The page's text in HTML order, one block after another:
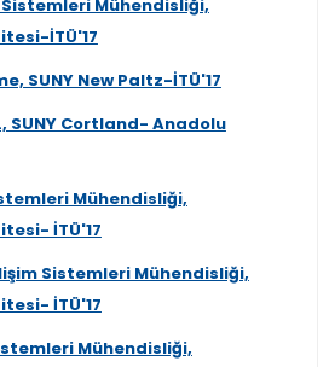
Mühendisliği,
İTÜ'17
SUNY New Paltz-İTÜ'17
SUNY Cortland- Anadolu
Mühendisliği,
İTÜ'17
Sistemleri Mühendisliği,
İTÜ'17
Mühendisliği,